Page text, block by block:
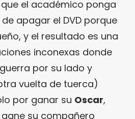
el académico ponga
apagar el DVD porque
y el resultado es una
inconexas donde
por su lado y
vuelta de tuerca)
por ganar su Oscar,
su compañero